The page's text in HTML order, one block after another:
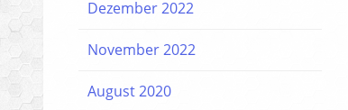
Dezember 2022
November 2022
August 2020